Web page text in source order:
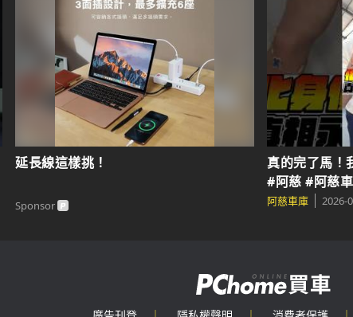
延長線這樣挑！
Sponsor
真的完了馬！
#阿慈 #阿慈
阿慈車庫 2026-